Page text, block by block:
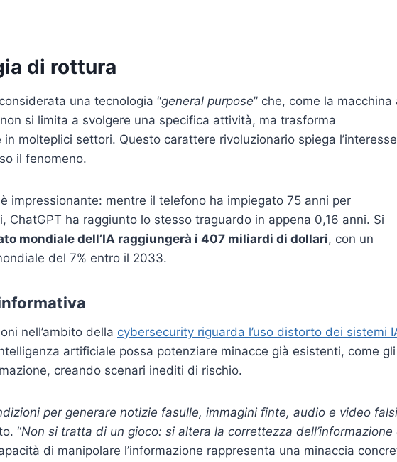
di rottura
una tecnologia “general purpose” che, come la macchina
si limita a svolgere una specifica attività, ma trasforma
molteplici settori. Questo carattere rivoluzionario spiega l’interesse
il fenomeno.
impressionante: mentre il telefono ha impiegato 75 anni per
ChatGPT ha raggiunto lo stesso traguardo in appena 0,16 anni. Si
mondiale dell’IA raggiungerà i 407 miliardi di dollari, con un
del 7% entro il 2033.
nell’ambito della cybersecurity riguarda l’uso distorto dei sistemi
artificiale possa potenziare minacce già esistenti, come gli
creando scenari inediti di rischio.
per generare notizie fasulle, immagini finte, audio e video falsi
“Non si tratta di un gioco: si altera la correttezza dell’informazione
di manipolare l’informazione rappresenta una minaccia